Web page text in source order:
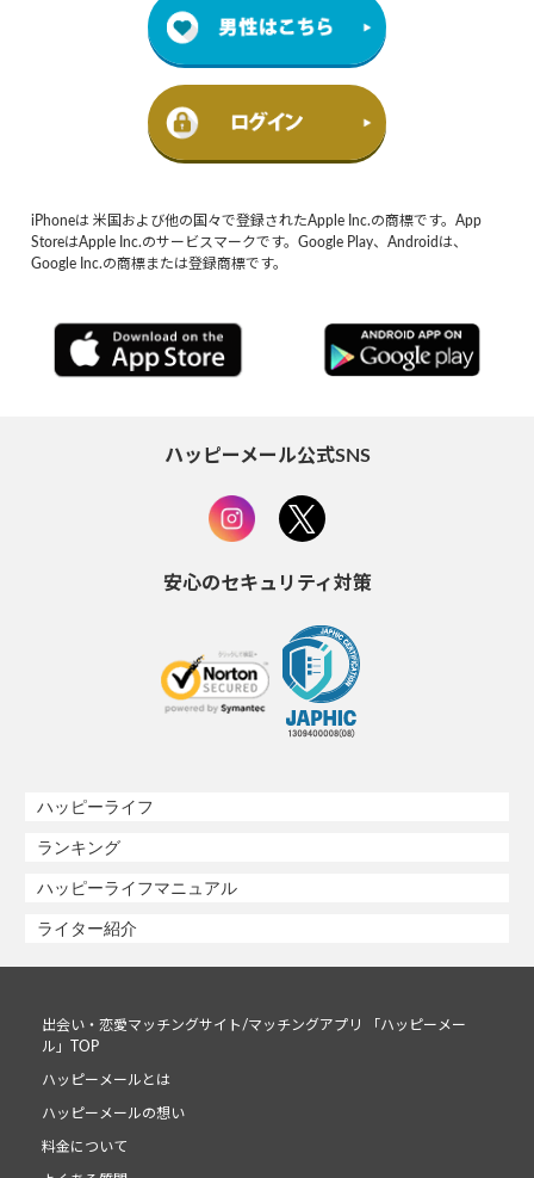
iPhoneは 米国および他の国々で登録されたApple Inc.の商標です。App
StoreはApple Inc.のサービスマークです。Google Play、Androidは、
Google Inc.の商標または登録商標です。
ハッピーメール公式SNS
安心のセキュリティ対策
ハッピーライフ
ランキング
ハッピーライフマニュアル
ライター紹介
出会い・恋愛マッチングサイト/マッチングアプリ 「ハッピーメー
ル」TOP
ハッピーメールとは
ハッピーメールの想い
料金について